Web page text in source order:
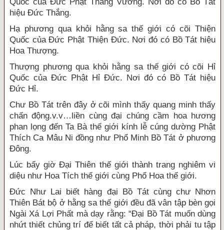
hiệu Đức Thắng.
Hạ phương qua khỏi hằng sa thế giới có cõi Thiện
Quốc của Đức Phật Thiện Đức. Nơi đó có Bồ Tát hiệu
Hoa Thượng.
Thượng phương qua khỏi hằng sa thế giới có cõi Hỉ
Quốc của Đức Phật Hỉ Đức. Nơi đó có Bồ Tát hiệu
Đức Hỉ.
Chư Bồ Tát trên đây ở cõi mình thấy quang minh thấy
chấn động.v.v…liền cùng đại chúng cầm hoa hương
phan lọng đến Ta Bà thế giới kính lễ cúng dường Phật
Thích Ca Mâu Ni đồng như Phổ Minh Bồ Tát ở phương
Đông.
Lúc bấy giờ Đại Thiên thế giới thành trang nghiêm vi
diệu như Hoa Tích thế giới cùng Phổ Hoa thế giới.
Đức Như Lai biết hàng đại Bồ Tát cùng chư Nhơn
Thiên Bát bộ ở hằng sa thế giới đều đã vân tập bèn gọi
Ngài Xá Lợi Phất mà dạy rằng: “Đại Bồ Tát muốn dùng
nhứt thiết chủng trí để biết tất cả pháp, thời phải tu tập